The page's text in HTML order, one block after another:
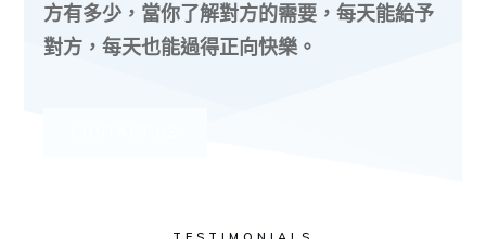
方有多少，當你了解對方的需要，每天能給予
對方，每天也能過得正向快樂。